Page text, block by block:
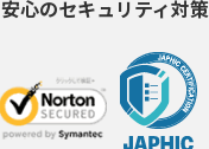
安心のセキュリティ対策